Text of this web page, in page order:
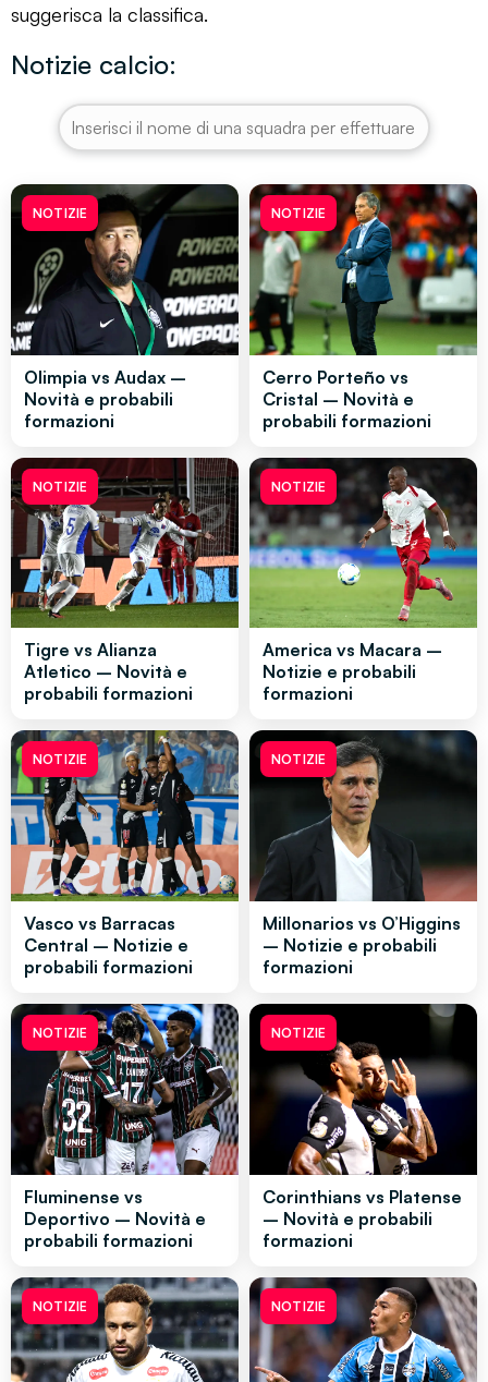
suggerisca la classifica.
Notizie calcio:
NOTIZIE
Olimpia vs Audax –
Novità e probabili
formazioni
NOTIZIE
Cerro Porteño vs
Cristal – Novità e
probabili formazioni
NOTIZIE
Tigre vs Alianza
Atletico – Novità e
probabili formazioni
NOTIZIE
America vs Macara –
Notizie e probabili
formazioni
NOTIZIE
Vasco vs Barracas
Central – Notizie e
probabili formazioni
NOTIZIE
Millonarios vs O’Higgins
– Notizie e probabili
formazioni
NOTIZIE
Fluminense vs
Deportivo – Novità e
probabili formazioni
NOTIZIE
Corinthians vs Platense
– Novità e probabili
formazioni
NOTIZIE NOTIZIE